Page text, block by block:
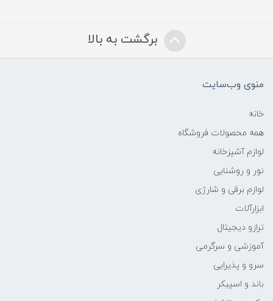
برگشت به بالا
منوی وب‌سایت
خانه
همه محصولات فروشگاه
لوازم آشپزخانه
نور و روشنایی
لوازم برقی و شارژی
ابزارآلات
ترازو دیجیتال
آموزشی و سرگرمی
سرو و پذیرایی
باند و اسپیکر